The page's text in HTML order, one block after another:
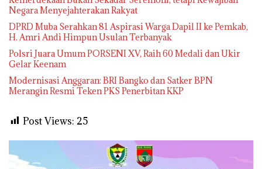
Negara Menyejahterakan Rakyat
DPRD Muba Serahkan 81 Aspirasi Warga Dapil II ke Pemkab,
H. Amri Andi Himpun Usulan Terbanyak
Polsri Juara Umum PORSENI XV, Raih 60 Medali dan Ukir
Gelar Keenam
Modernisasi Anggaran: BRI Bangko dan Satker BPN
Merangin Resmi Teken PKS Penerbitan KKP
Post Views: 25